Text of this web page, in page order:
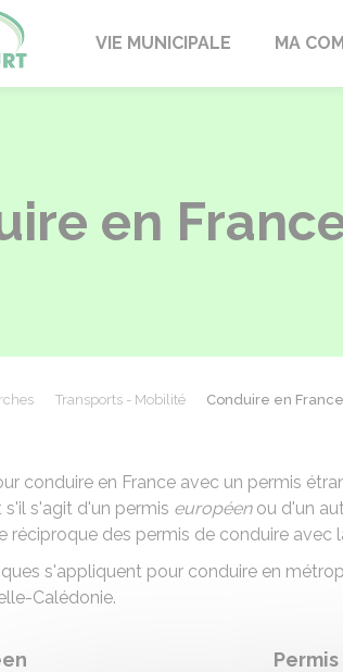
PaucourtVIE MUNICIPALE MA
en
Transports - Mobilité Conduire en
conduire en France avec un permis
s'il s'agit d'un permis européenou d'un
réciproque des permis de conduire avec
s'appliquent pour conduire en
Calédonie.